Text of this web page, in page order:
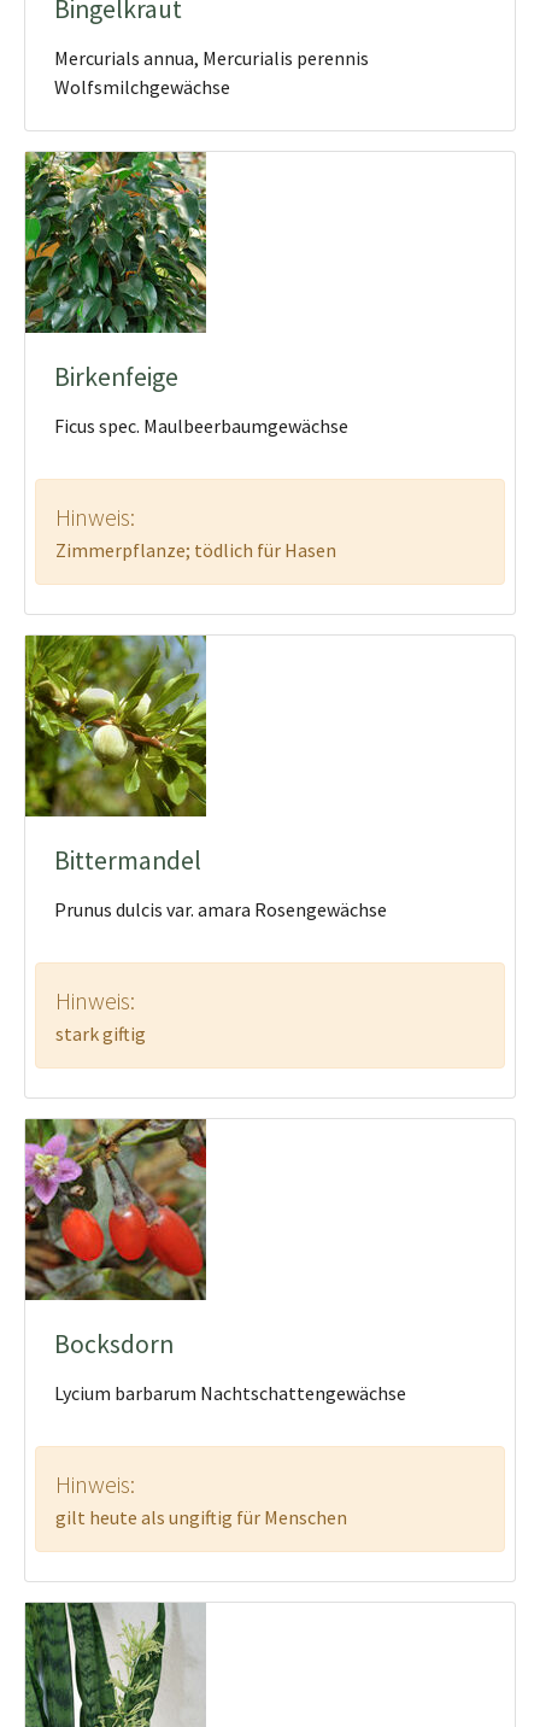
Bingelkraut
Mercurials annua, Mercurialis perennis
Wolfsmilchgewächse
Birkenfeige
Ficus spec. Maulbeerbaumgewächse
Hinweis:
Zimmerpflanze; tödlich für Hasen
Bittermandel
Prunus dulcis var. amara Rosengewächse
Hinweis:
stark giftig
Bocksdorn
Lycium barbarum Nachtschattengewächse
Hinweis:
gilt heute als ungiftig für Menschen